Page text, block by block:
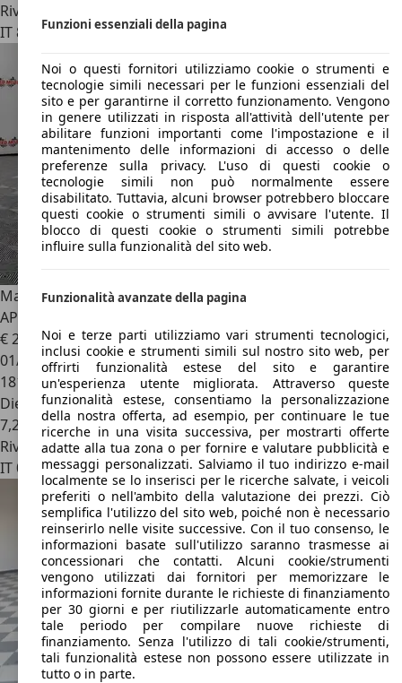
Rivenditore
IT 89018Villa San Giovanni
Maserati Levante3.0 V6 250cv GranSport Q4 auto! TETTO
APRIBILE
€ 22.900
01/2018
181.904 km
Diesel
7,2 l/100 km (comb.)
Rivenditore
IT 00173Roma - Rm
Funzioni essenziali della pagina
Noi o questi fornitori utilizziamo cookie o strumenti e
tecnologie simili necessari per le funzioni essenziali del
sito e per garantirne il corretto funzionamento. Vengono
in genere utilizzati in risposta all'attività dell'utente per
abilitare funzioni importanti come l'impostazione e il
mantenimento delle informazioni di accesso o delle
preferenze sulla privacy. L'uso di questi cookie o
tecnologie simili non può normalmente essere
disabilitato. Tuttavia, alcuni browser potrebbero bloccare
questi cookie o strumenti simili o avvisare l'utente. Il
blocco di questi cookie o strumenti simili potrebbe
influire sulla funzionalità del sito web.
Funzionalità avanzate della pagina
Noi e terze parti utilizziamo vari strumenti tecnologici,
inclusi cookie e strumenti simili sul nostro sito web, per
offrirti funzionalità estese del sito e garantire
un'esperienza utente migliorata. Attraverso queste
funzionalità estese, consentiamo la personalizzazione
della nostra offerta, ad esempio, per continuare le tue
ricerche in una visita successiva, per mostrarti offerte
adatte alla tua zona o per fornire e valutare pubblicità e
messaggi personalizzati. Salviamo il tuo indirizzo e-mail
localmente se lo inserisci per le ricerche salvate, i veicoli
preferiti o nell'ambito della valutazione dei prezzi. Ciò
semplifica l'utilizzo del sito web, poiché non è necessario
reinserirlo nelle visite successive. Con il tuo consenso, le
informazioni basate sull'utilizzo saranno trasmesse ai
concessionari che contatti. Alcuni cookie/strumenti
vengono utilizzati dai fornitori per memorizzare le
informazioni fornite durante le richieste di finanziamento
per 30 giorni e per riutilizzarle automaticamente entro
tale periodo per compilare nuove richieste di
finanziamento. Senza l'utilizzo di tali cookie/strumenti,
tali funzionalità estese non possono essere utilizzate in
tutto o in parte.